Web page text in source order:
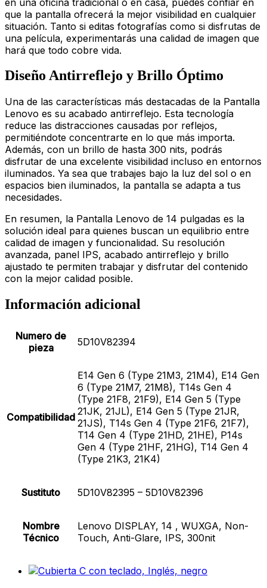
que la pantalla ofrecerá la mejor visibilidad en cualquier
situación. Tanto si editas fotografías como si disfrutas de
una película, experimentarás una calidad de imagen que
hará que todo cobre vida.
Diseño Antirreflejo y Brillo Óptimo
Una de las características más destacadas de la Pantalla
Lenovo es su acabado antirreflejo. Esta tecnología
reduce las distracciones causadas por reflejos,
permitiéndote concentrarte en lo que más importa.
Además, con un brillo de hasta 300 nits, podrás
disfrutar de una excelente visibilidad incluso en entornos
iluminados. Ya sea que trabajes bajo la luz del sol o en
espacios bien iluminados, la pantalla se adapta a tus
necesidades.
En resumen, la Pantalla Lenovo de 14 pulgadas es la
solución ideal para quienes buscan un equilibrio entre
calidad de imagen y funcionalidad. Su resolución
avanzada, panel IPS, acabado antirreflejo y brillo
ajustado te permiten trabajar y disfrutar del contenido
con la mejor calidad posible.
Información adicional
Numero de
pieza
5D10V82394
Compatibilidad
E14 Gen 6 (Type 21M3, 21M4), E14 Gen
6 (Type 21M7, 21M8), T14s Gen 4
(Type 21F8, 21F9), E14 Gen 5 (Type
21JK, 21JL), E14 Gen 5 (Type 21JR,
21JS), T14s Gen 4 (Type 21F6, 21F7),
T14 Gen 4 (Type 21HD, 21HE), P14s
Gen 4 (Type 21HF, 21HG), T14 Gen 4
(Type 21K3, 21K4)
Sustituto 5D10V82395 – 5D10V82396
Nombre
Técnico
Lenovo DISPLAY, 14 , WUXGA, Non-
Touch, Anti-Glare, IPS, 300nit